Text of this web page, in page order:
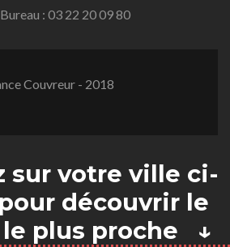
: 03 22 20 09 80
Couvreur - 2018
sur votre ville ci-
découvrir le
plus proche ↓